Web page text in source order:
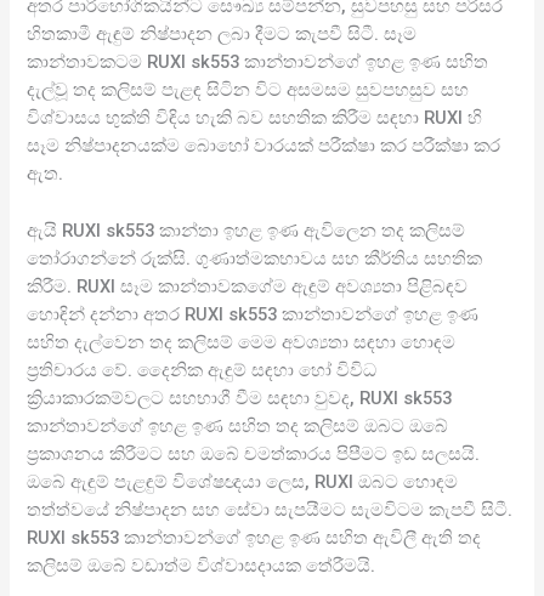
අතර පාරිභෝගිකයින්ට සෞඛ්‍ය සම්පන්න, සුවපහසු සහ පරිසර
හිතකාමී ඇඳුම් නිෂ්පාදන ලබා දීමට කැපවී සිටී. සෑම
කාන්තාවකටම RUXI sk553 කාන්තාවන්ගේ ඉහළ ඉණ සහිත
දැල්වූ තද කලිසම් පැළඳ සිටින විට අසමසම සුවපහසුව සහ
විශ්වාසය භුක්ති විඳිය හැකි බව සහතික කිරීම සඳහා RUXI හි
සෑම නිෂ්පාදනයක්ම බොහෝ වාරයක් පරීක්ෂා කර පරීක්ෂා කර
ඇත.
ඇයි RUXI sk553 කාන්තා ඉහළ ඉණ ඇවිලෙන තද කලිසම්
තෝරාගන්නේ රුක්සි. ගුණාත්මකභාවය සහ කීර්තිය සහතික
කිරීම. RUXI සෑම කාන්තාවකගේම ඇඳුම් අවශ්‍යතා පිළිබඳව
හොඳින් දන්නා අතර RUXI sk553 කාන්තාවන්ගේ ඉහළ ඉණ
සහිත දැල්වෙන තද කලිසම් මෙම අවශ්‍යතා සඳහා හොඳම
ප්‍රතිචාරය වේ. දෛනික ඇඳුම් සඳහා හෝ විවිධ
ක්‍රියාකාරකම්වලට සහභාගී වීම සඳහා වුවද, RUXI sk553
කාන්තාවන්ගේ ඉහළ ඉණ සහිත තද කලිසම් ඔබට ඔබේ
ප්‍රකාශනය කිරීමට සහ ඔබේ චමත්කාරය පිපීමට ඉඩ සලසයි.
ඔබේ ඇඳුම් පැළඳුම් විශේෂඥයා ලෙස, RUXI ඔබට හොඳම
තත්ත්වයේ නිෂ්පාදන සහ සේවා සැපයීමට සැමවිටම කැපවී සිටී.
RUXI sk553 කාන්තාවන්ගේ ඉහළ ඉණ සහිත ඇවිලී ඇති තද
කලිසම් ඔබේ වඩාත්ම විශ්වාසදායක තේරීමයි.